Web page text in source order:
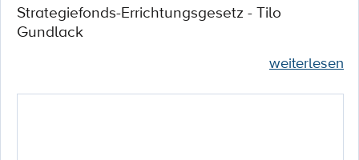
Strategiefonds-Errichtungsgesetz - Tilo
Gundlack
weiterlesen